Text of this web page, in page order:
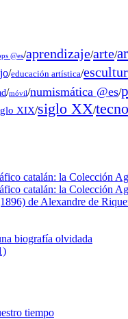
@es/aprendizaje/arte/
/educación artística/
/móvil/numismática @es/
XIX/siglo XX/
catalán: la Colección
catalán: la Colección
de Alexandre de
biografía olvidada
tiempo